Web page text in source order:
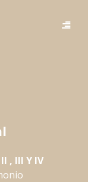
, III Y IV